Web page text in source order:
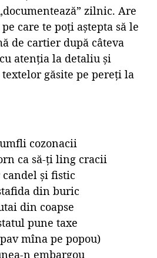
zilnic. Are
care te poți aștepta să le
de cartier după câteva
atenția la detaliu și
găsite pe pereți la
cozonacii
ca să-ți ling cracii
și fistic
din buric
din coapse
pune taxe
mîna pe popou)
n embargou